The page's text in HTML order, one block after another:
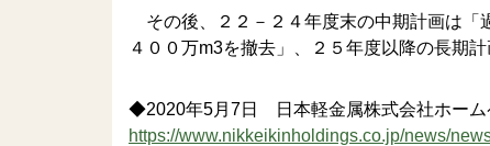
その後、２２－２４年度末の中期計画は「
４００万m3を撤去」、２５年度以降の長期
◆2020年5月7日 日本軽金属株式会社ホー
https://www.nikkeikinholdings.co.jp/news/